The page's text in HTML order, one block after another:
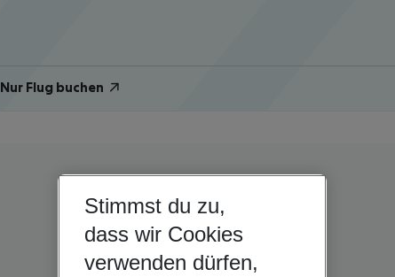
Nur Flug buchen
Stimmst du zu,
dass wir Cookies
verwenden dürfen,